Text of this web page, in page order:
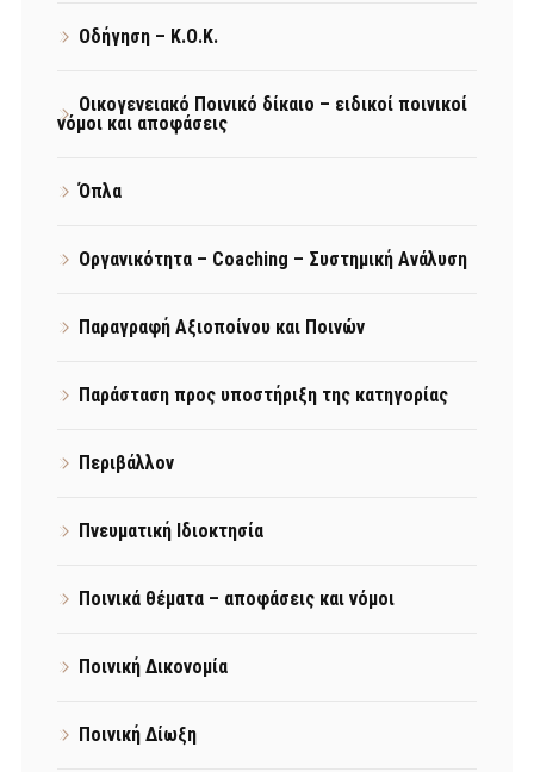
Οδήγηση – Κ.Ο.Κ.
Οικογενειακό Ποινικό δίκαιο – ειδικοί ποινικοί
νόμοι και αποφάσεις
Όπλα
Οργανικότητα – Coaching – Συστημική Ανάλυση
Παραγραφή Αξιοποίνου και Ποινών
Παράσταση προς υποστήριξη της κατηγορίας
Περιβάλλον
Πνευματική Ιδιοκτησία
Ποινικά θέματα – αποφάσεις και νόμοι
Ποινική Δικονομία
Ποινική Δίωξη